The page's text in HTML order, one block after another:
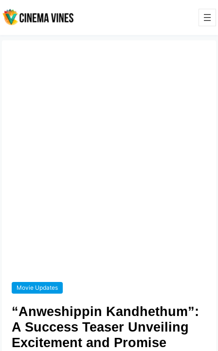
Movie Updates
“Anweshippin Kandhethum”:
A Success Teaser Unveiling
Excitement and Promise